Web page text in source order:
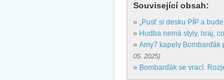
Související obsah:
» „Pusť si desku PÍP a
» Hudba nemá styly, hraj,
» Amy7 kapely Bombarďák
05. 2025)
» Bombarďák se vrací.